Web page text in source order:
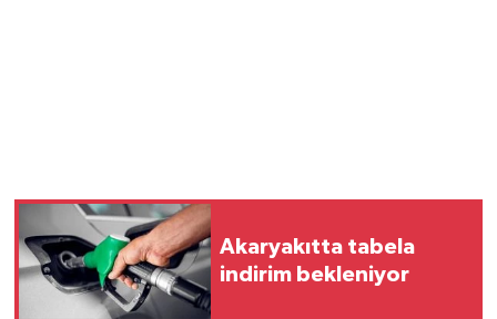
Akaryakıtta tabela
indirim bekleniyor